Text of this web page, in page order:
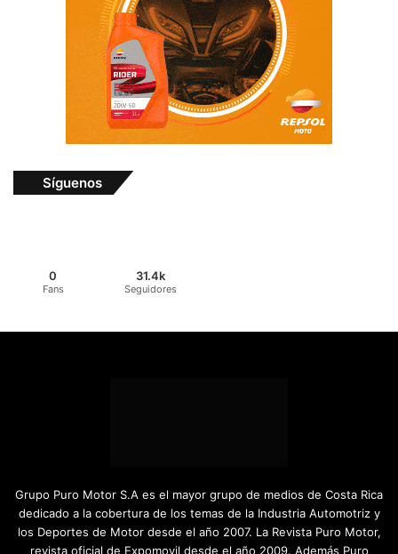
Síguenos
0
Fans
31.4k
Seguidores
Grupo Puro Motor S.A es el mayor grupo de medios de Costa Rica
dedicado a la cobertura de los temas de la Industria Automotriz y
los Deportes de Motor desde el año 2007. La Revista Puro Motor,
revista oficial de Expomovil desde el año 2009. Además Puro